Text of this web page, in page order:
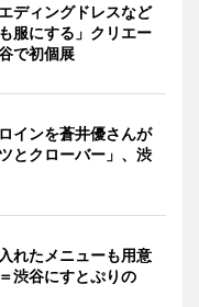
ディングドレスなど
服にする」クリエー
で初個展
インを蒼井優さんが
とクローバー」、渋
れたメニューも用意
渋谷にすとぷりの